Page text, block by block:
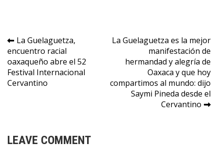
Navegación
de
entradas
La Guelaguetza,
encuentro racial
oaxaqueño abre el 52
Festival Internacional
Cervantino
La Guelaguetza es la mejor
manifestación de
hermandad y alegría de
Oaxaca y que hoy
compartimos al mundo: dijo
Saymi Pineda desde el
Cervantino
LEAVE COMMENT